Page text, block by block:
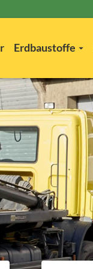
Erdbaustoffe